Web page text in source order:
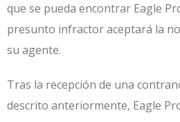
que se pueda encontrar Eagle
presunto infractor aceptará la
su agente.
Tras la recepción de una
descrito anteriormente, Eagle